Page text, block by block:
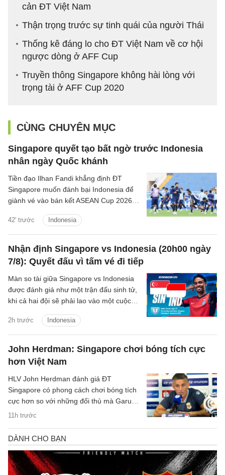
cản ĐT Việt Nam
Thận trọng trước sự tinh quái của người Thái
Thống kê đáng lo cho ĐT Việt Nam về cơ hội
ngược dòng ở AFF Cup
Truyền thông Singapore không hài lòng với
trọng tài ở AFF Cup 2020
CÙNG CHUYÊN MỤC
Singapore quyết tạo bất ngờ trước Indonesia
nhân ngày Quốc khánh
42' trước Indonesia
Tiền đạo Ilhan Fandi khẳng định ĐT
Singapore muốn đánh bại Indonesia để
giành vé vào bán kết ASEAN Cup 2026,
dành tặng NHM nhân dịp Quốc khánh
Singapore.
Nhận định Singapore vs Indonesia (20h00 ngày
7/8): Quyết đấu vì tấm vé đi tiếp
2h trước Indonesia
Màn so tài giữa Singapore vs Indonesia
được đánh giá như một trận đấu sinh tử,
khi cả hai đội sẽ phải lao vào một cuộc
vào bán kết.
John Herdman: Singapore chơi bóng tích cực
hơn Việt Nam
11h trước
HLV John Herdman đánh giá ĐT
Singapore có phong cách chơi bóng tích
cực hơn so với những đối thủ mà Garuda
đã gặp trước đó.